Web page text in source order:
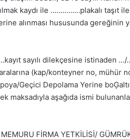
kaydı ile ……………plakalı
alınması hususunda gereğinin
sayılı dilekçesine istinaden
(kap/konteyner no, mühür
Geçici Depolama Yerine
aşağıda ismi
FİRMA YETKİLİSİ/